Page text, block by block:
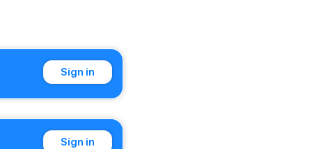
Sign in
Sign in